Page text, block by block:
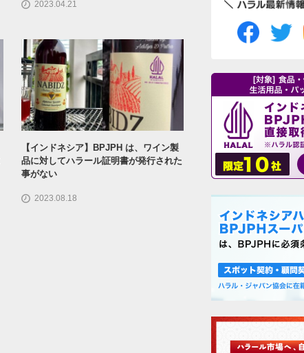
2023.04.21
【インドネシア】BPJPH は、ワイン製
品に対してハラール証明書が発行された
事がない
2023.08.18